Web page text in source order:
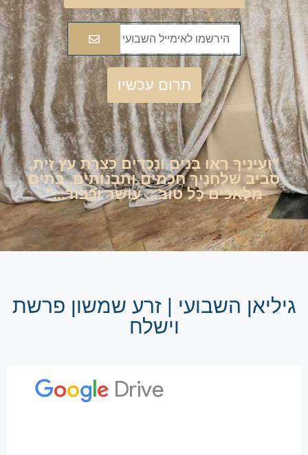
תרום עכשיו
"וְעֵינֶיךָ רָאוּ בָּנִים וְנָכָדִים כְּצֶרֶת עֵץ זַית,
סָבִיב שְׁלַחְנֶיךָ חֲכָמִים וְתַבְנוּתִים, בָּתִים
מְלָאכִים כָּל טוֹב... עוֹשֶׁר וְכָבוֹד..."
גיליאן השבועי | זרע שמשון פרשת
וישלח